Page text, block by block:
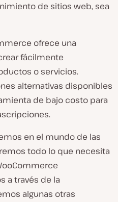
de sitios web, sea
ofrece una
fácilmente
o servicios.
alternativas disponibles
de bajo costo para
en el mundo de las
todo lo que necesita
a través de la
algunas otras